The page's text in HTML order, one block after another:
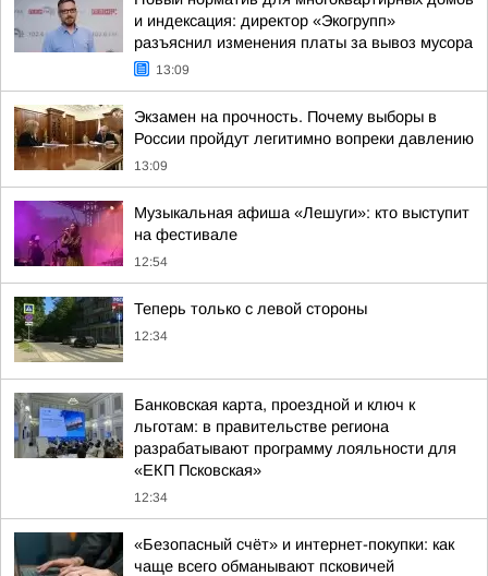
и индексация: директор «Экогрупп»
разъяснил изменения платы за вывоз мусора
13:09
Экзамен на прочность. Почему выборы в
России пройдут легитимно вопреки давлению
13:09
Музыкальная афиша «Лешуги»: кто выступит
на фестивале
12:54
Теперь только с левой стороны
12:34
Банковская карта, проездной и ключ к
льготам: в правительстве региона
разрабатывают программу лояльности для
«ЕКП Псковская»
12:34
«Безопасный счёт» и интернет-покупки: как
чаще всего обманывают псковичей